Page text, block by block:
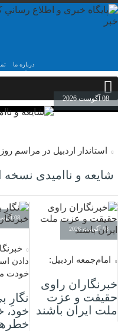
درباره ما
08 آگوست 2026
استاندار اردبیل در مراسم روز
شایعه و ناامیدی
08 آگوست 2026
امام‌جمعه اردبیل:
خبرنگاران راوی
حقیقت و عزت
ملت ایران باشند
08 آگوست 2026
دادن
خودت
نگارِ
خود،